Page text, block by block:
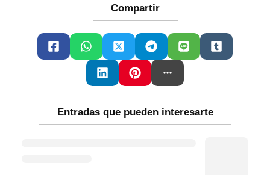
Compartir
Entradas que pueden interesarte